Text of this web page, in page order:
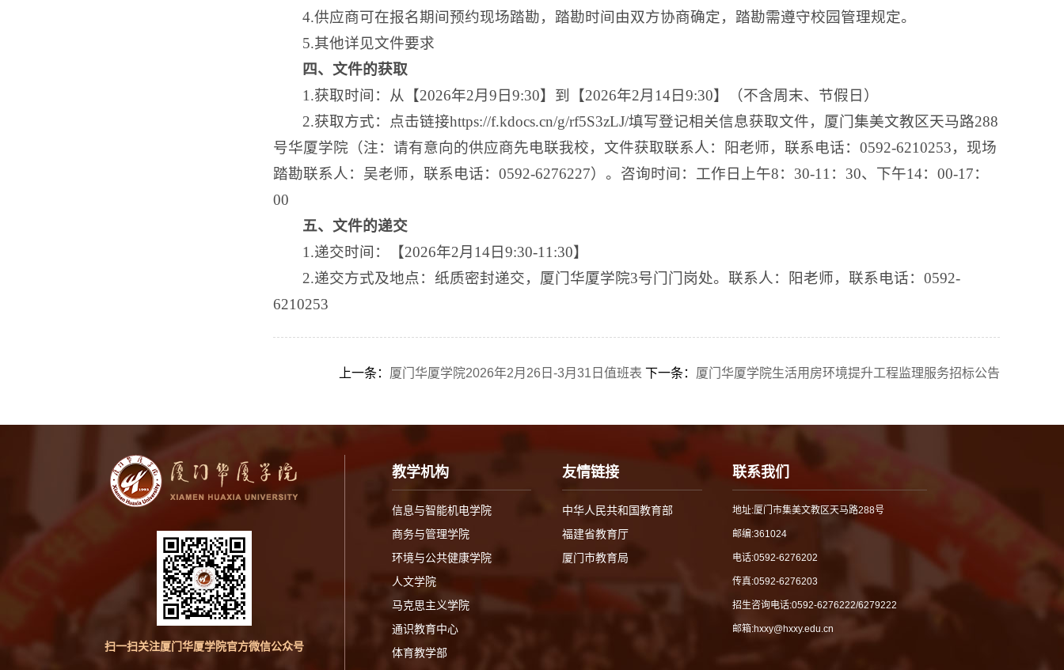
4.供应商可在报名期间预约现场踏勘，踏勘时间由双方协商确定，踏勘需遵守校园管理规定。
5.其他详见文件要求
四、文件的获取
1.获取时间：从【2026年2月9日9:30】到【2026年2月14日9:30】（不含周末、节假日）
2.获取方式：点击链接https://f.kdocs.cn/g/rf5S3zLJ/填写登记相关信息获取文件，厦门集美文教区天马路288
号华厦学院（注：请有意向的供应商先电联我校，文件获取联系人：阳老师，联系电话：0592-6210253，现场
踏勘联系人：吴老师，联系电话：0592-6276227）。咨询时间：工作日上午8：30-11：30、下午14：00-17：
00
五、文件的递交
1.递交时间：【2026年2月14日9:30-11:30】
2.递交方式及地点：纸质密封递交，厦门华厦学院3号门门岗处。联系人：阳老师，联系电话：0592-
6210253
上一条： 厦门华厦学院2026年2月26日-3月31日值班表 下一条： 厦门华厦学院生活用房环境提升工程监理服务招标公告
扫一扫关注厦门华厦学院官方微信公众号
教学机构
信息与智能机电学院
商务与管理学院
环境与公共健康学院
人文学院
马克思主义学院
通识教育中心
体育教学部
友情链接
中华人民共和国教育部
福建省教育厅
厦门市教育局
联系我们
地址:厦门市集美文教区天马路288号
邮编:361024
电话:0592-6276202
传真:0592-6276203
招生咨询电话:0592-6276222/6279222
邮箱:hxxy@hxxy.edu.cn